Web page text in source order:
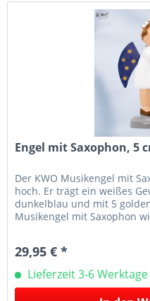
Engel mit Saxophon, 5
Der KWO Musikengel mit
hoch. Er trägt ein weißes
dunkelblau und mit 5
Musikengel mit Saxophon
29,95 € *
Lieferzeit 3-6 Werktage